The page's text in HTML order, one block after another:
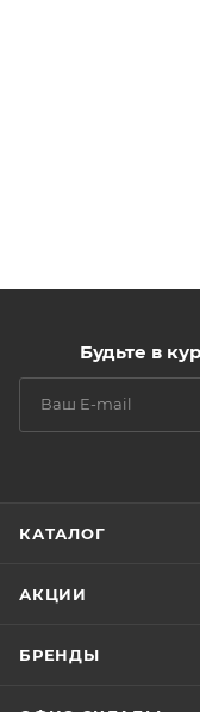
Будьте в
КАТАЛОГ
АКЦИИ
БРЕНДЫ